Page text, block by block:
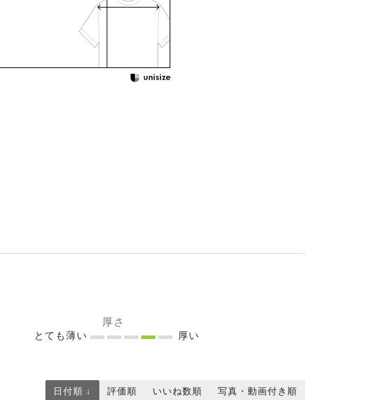
厚さ
とても薄い 厚い
日付順 ↓ 評価順 いいね数順 写真・動画付き順